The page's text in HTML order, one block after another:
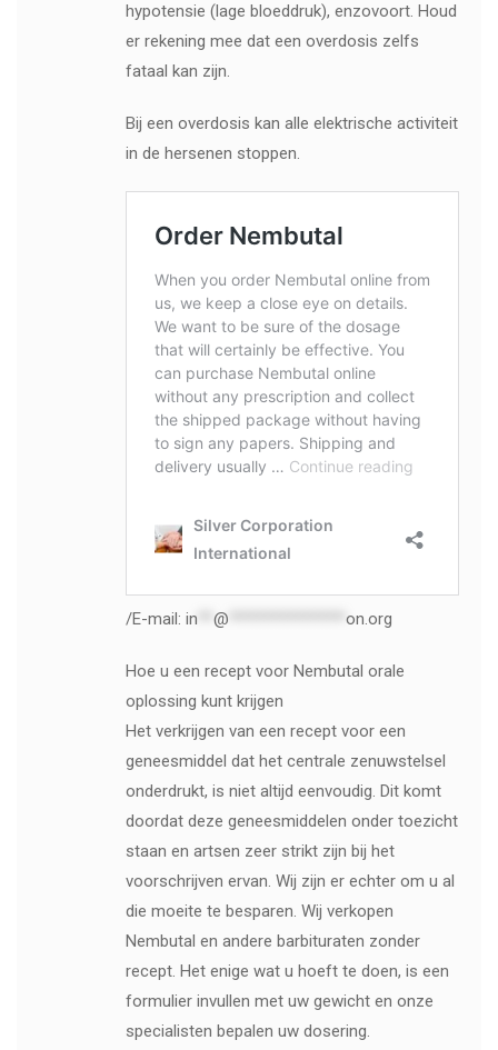
hypotensie (lage bloeddruk), enzovoort. Houd
er rekening mee dat een overdosis zelfs
fataal kan zijn.
Bij een overdosis kan alle elektrische activiteit
in de hersenen stoppen.
/E-mail: in @ on.org
Hoe u een recept voor Nembutal orale
oplossing kunt krijgen
Het verkrijgen van een recept voor een
geneesmiddel dat het centrale zenuwstelsel
onderdrukt, is niet altijd eenvoudig. Dit komt
doordat deze geneesmiddelen onder toezicht
staan ​​en artsen zeer strikt zijn bij het
voorschrijven ervan. Wij zijn er echter om u al
die moeite te besparen. Wij verkopen
Nembutal en andere barbituraten zonder
recept. Het enige wat u hoeft te doen, is een
formulier invullen met uw gewicht en onze
specialisten bepalen uw dosering.